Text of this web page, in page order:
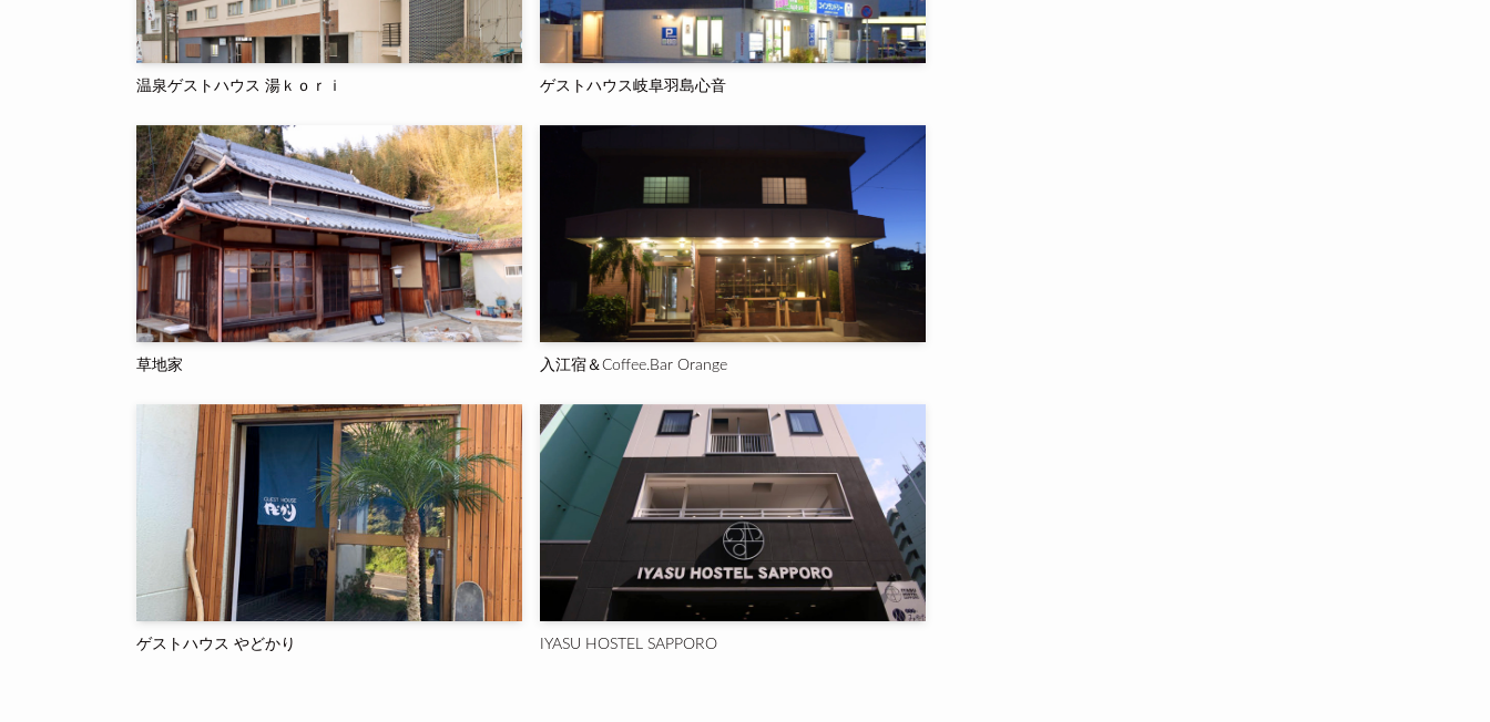
温泉ゲストハウス 湯ｋｏｒｉ ゲストハウス岐阜羽島心音
草地家 入江宿＆Coffee.Bar Orange
ゲストハウス やどかり IYASU HOSTEL SAPPORO